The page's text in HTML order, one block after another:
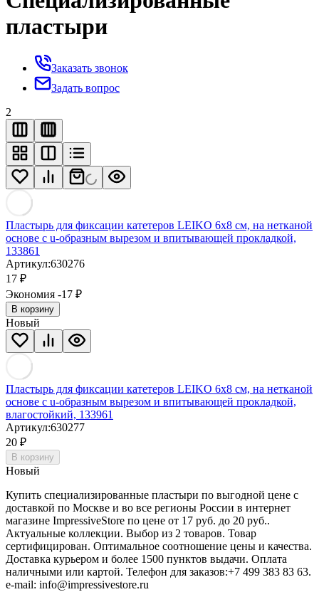
пластыри
Заказать звонок
Задать вопрос
2
Пластырь для фиксации катетеров LEIKO 6х8 см, на нетканой
основе с u-образным вырезом и впитывающей прокладкой,
133861
Артикул:630276
17 ₽
Экономия -17 ₽
В корзину
Новый
Пластырь для фиксации катетеров LEIKO 6х8 см, на нетканой
основе с u-образным вырезом и впитывающей прокладкой,
влагостойкий, 133961
Артикул:630277
20 ₽
В корзину
Новый
Купить специализированные пластыри по выгодной цене с
доставкой по Москве и во все регионы России в интернет
магазине ImpressiveStore по цене от 17 руб. до 20 руб..
Актуальные коллекции. Выбор из 2 товаров. Товар
сертифицирован. Оптимальное соотношение цены и качества.
Доставка курьером и более 1500 пунктов выдачи. Оплата
наличными или картой. Телефон для заказов:+7 499 383 83 63.
e-mail: info@impressivestore.ru